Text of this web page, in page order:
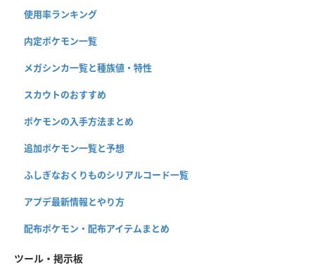
使用率ランキング
内定ポケモン一覧
メガシンカ一覧と種族値・特性
スカウトのおすすめ
ポケモンの入手方法まとめ
追加ポケモン一覧と予想
ふしぎなおくりものシリアルコード一覧
アプデ最新情報とやり方
配布ポケモン・配布アイテムまとめ
ツール・掲示板